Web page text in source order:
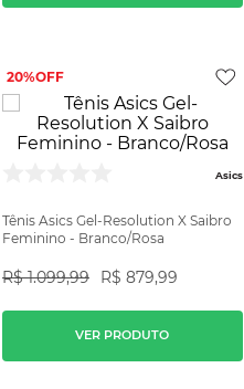
20%
Asics
Tênis Asics Gel-Resolution X Saibro
Feminino - Branco/Rosa
R$ 1.099,99 R$ 879,99
VER PRODUTO